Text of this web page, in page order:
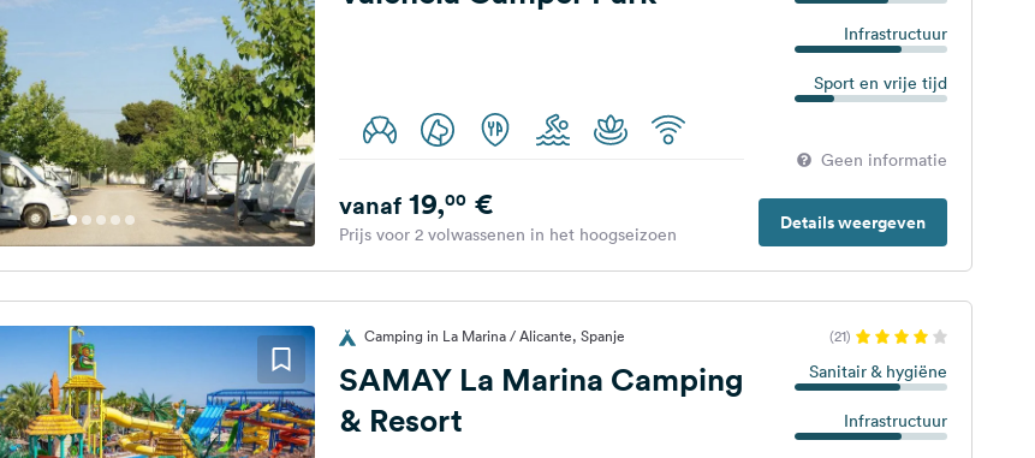
Infrastructuur
Sport en vrije tijd
Geen informatie
Details weergeven
vanaf19,00€
Prijs voor 2 volwassenen in het hoogseizoen
Camping in La Marina / Alicante, Spanje (21)
SAMAY La Marina Camping
& Resort
Sanitair & hygiëne
Infrastructuur